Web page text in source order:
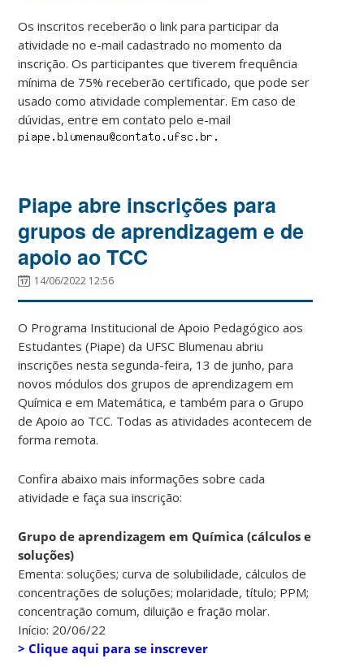
Os inscritos receberão o link para participar da
atividade no e-mail cadastrado no momento da
inscrição. Os participantes que tiverem frequência
mínima de 75% receberão certificado, que pode ser
usado como atividade complementar. Em caso de
dúvidas, entre em contato pelo e-mail
Piape abre inscrições para
grupos de aprendizagem e de
apoio ao TCC
14/06/2022 12:56
O Programa Institucional de Apoio Pedagógico aos
Estudantes (Piape) da UFSC Blumenau abriu
inscrições nesta segunda-feira, 13 de junho, para
novos módulos dos grupos de aprendizagem em
Química e em Matemática, e também para o Grupo
de Apoio ao TCC. Todas as atividades acontecem de
forma remota.
Confira abaixo mais informações sobre cada
atividade e faça sua inscrição:
Grupo de aprendizagem em Química (cálculos e
soluções)
Ementa: soluções; curva de solubilidade, cálculos de
concentrações de soluções; molaridade, título; PPM;
concentração comum, diluição e fração molar.
Início: 20/06/22
> Clique aqui para se inscrever